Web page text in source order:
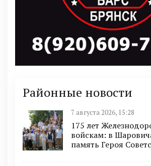
Районные новости
7 августа 2026, 15:28
175 лет
войскам: в
память Героя